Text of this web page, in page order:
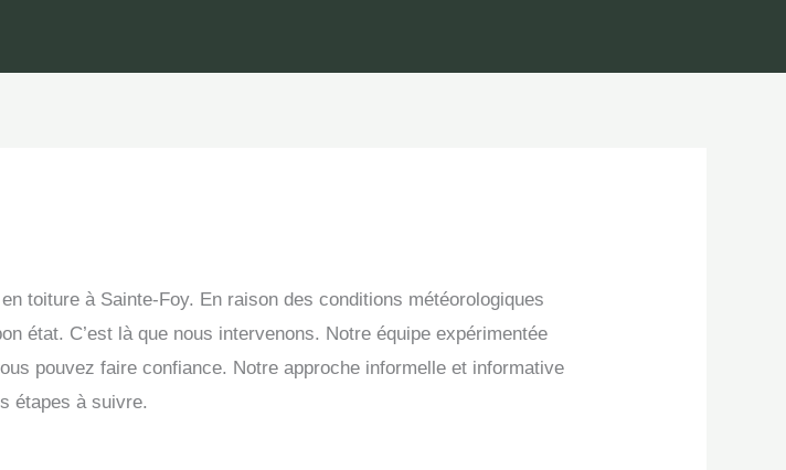
toiture à Sainte-Foy. En raison des conditions météorologiques
état. C’est là que nous intervenons. Notre équipe expérimentée
pouvez faire confiance. Notre approche informelle et informative
étapes à suivre.